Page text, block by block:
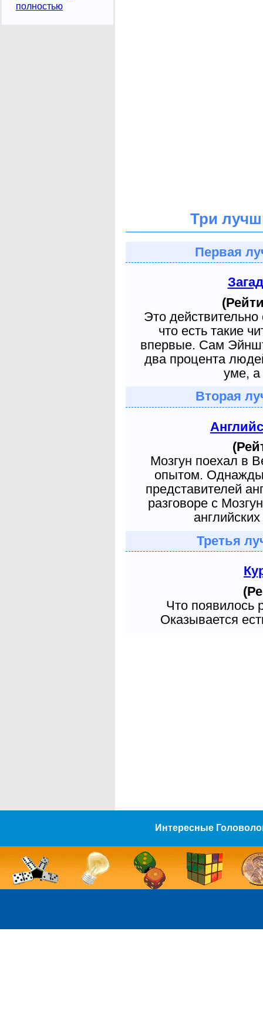
полностью
Три
Первая
Это
что есть такие
впервые. Сам
два процента
уме, а
Вторая
Мозгун поехал в
опытом. Однажды
представителей
разговоре с
Третья
Что появилось
Оказывается
Интересные